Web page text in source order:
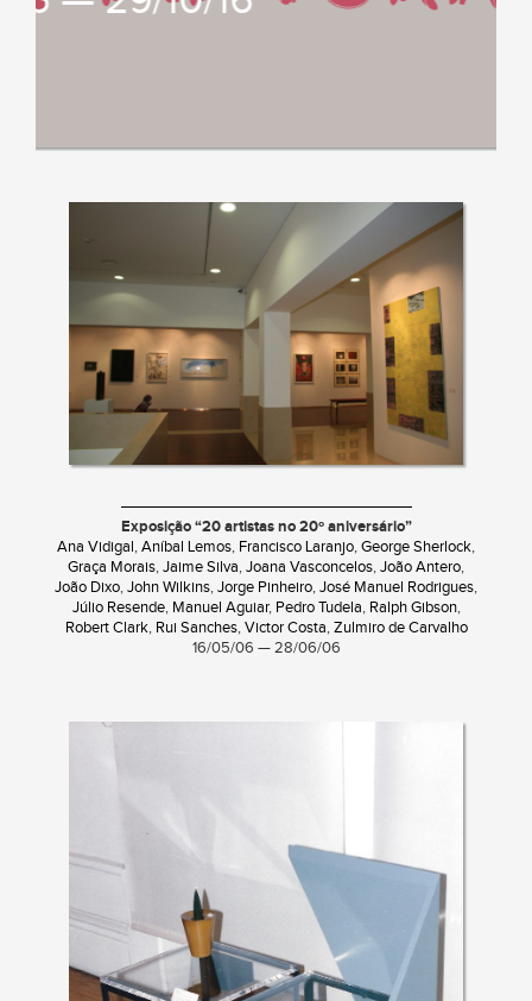
Exposição “20 artistas no 20º aniversário”
Ana Vidigal, Aníbal Lemos, Francisco Laranjo, George Sherlock,
Graça Morais, Jaime Silva, Joana Vasconcelos, João Antero,
João Dixo, John Wilkins, Jorge Pinheiro, José Manuel Rodrigues,
Júlio Resende, Manuel Aguiar, Pedro Tudela, Ralph Gibson,
Robert Clark, Rui Sanches, Victor Costa, Zulmiro de Carvalho
16/05/06 — 28/06/06